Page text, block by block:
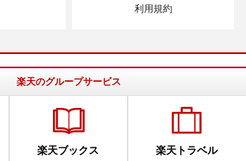
利用規約
楽天のグループサービス
楽天ブックス 楽天トラベル